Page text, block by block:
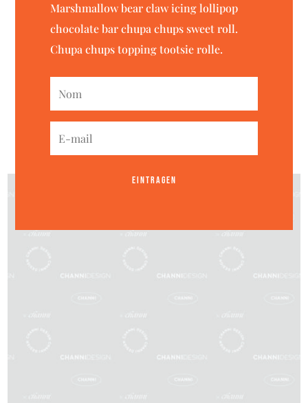
Marshmallow bear claw icing lollipop
chocolate bar chupa chups sweet roll.
Chupa chups topping tootsie rolle.
EINTRAGEN